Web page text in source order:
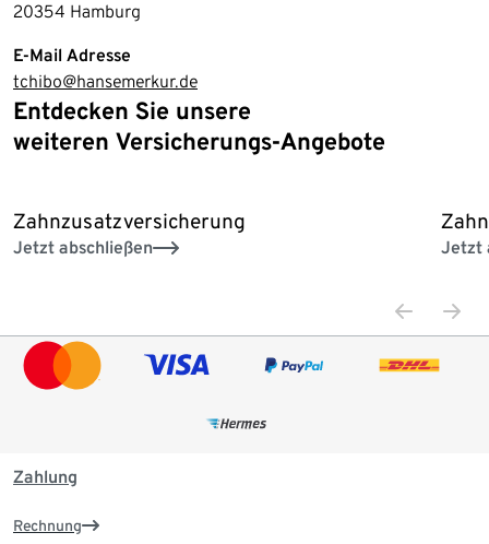
20354 Hamburg
E-Mail Adresse
tchibo@hansemerkur.de
Entdecken Sie unsere
weiteren Versicherungs-Angebote
Zahnzusatzversicherung
Jetzt abschließen Jetzt
Ende der Auflistung
Zahlung
Rechnung